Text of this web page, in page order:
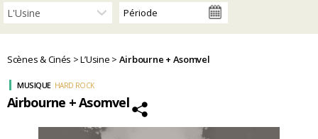
Scènes & Cinés >L’Usine > Airbourne + Asomvel
Airbourne + Asomvel
MUSIQUE HARD ROCK